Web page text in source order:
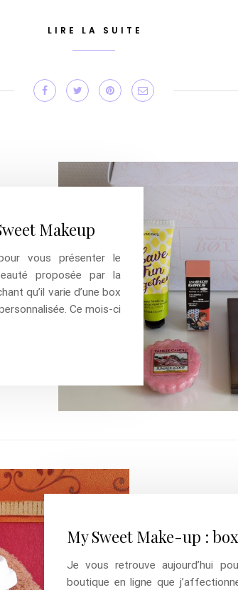
LIRE LA SUITE
Makeup
vous présenter le
proposée par la
qu’il varie d’une box
Ce mois-ci
My Sweet Make-up :
Je vous retrouve aujourd’hui
boutique en ligne que